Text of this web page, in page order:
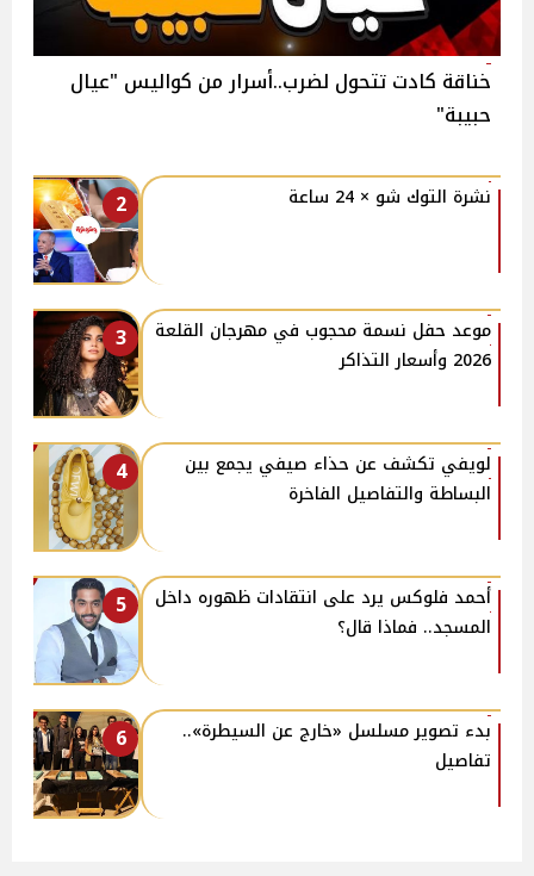
خناقة كادت تتحول لضرب..أسرار من كواليس "عيال
حبيبة"
2 نشرة التوك شو × 24 ساعة
3
موعد حفل نسمة محجوب في مهرجان القلعة
2026 وأسعار التذاكر
4
لويفي تكشف عن حذاء صيفي يجمع بين
البساطة والتفاصيل الفاخرة
5
أحمد فلوكس يرد على انتقادات ظهوره داخل
المسجد.. فماذا قال؟
6
بدء تصوير مسلسل «خارج عن السيطرة»..
تفاصيل